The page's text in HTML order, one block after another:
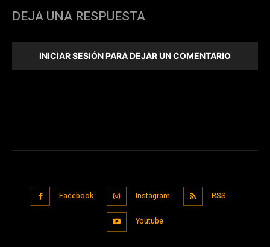
DEJA UNA RESPUESTA
INICIAR SESIÓN PARA DEJAR UN COMENTARIO
Facebook Instagram RSS
Youtube